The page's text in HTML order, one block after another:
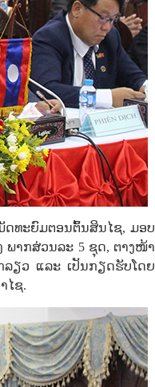
ດທະຍົມຕອນຕົ້ນສິນໄຊ, ມອບ
ພາກສ່ວນລະ 5 ຊຸດ, ຕາງໜ້າ
ຽວ ແລະ ເປັນກຽດຮັບໂດຍ
ໄຊ.